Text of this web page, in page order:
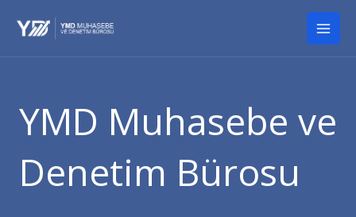
Main
YMD Muhasebe ve
Denetim Bürosu